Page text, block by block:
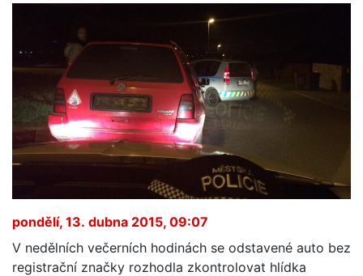
pondělí, 13. dubna 2015, 09:07
V nedělních večerních hodinách se odstavené auto bez
registrační značky rozhodla zkontrolovat hlídka